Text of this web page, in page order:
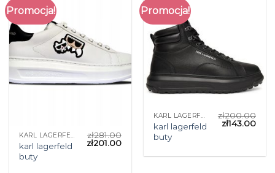
Promocja!
KARL LAGERFELD BUTY
karl lagerfeld
buty
zł281.00
zł201.00
Promocja!
KARL LAGERFELD BUTY
karl lagerfeld
buty
zł200.00
zł143.00